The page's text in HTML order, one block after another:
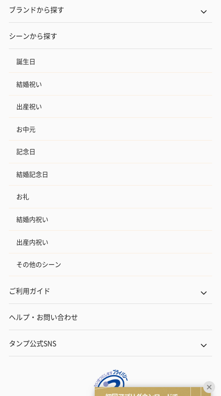
ブランドから探す
シーンから探す
誕生日
結婚祝い
出産祝い
お中元
記念日
結婚記念日
お礼
結婚内祝い
出産内祝い
その他のシーン
ご利用ガイド
ヘルプ・お問い合わせ
タンプ公式SNS